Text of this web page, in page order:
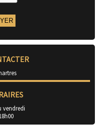
vendredi